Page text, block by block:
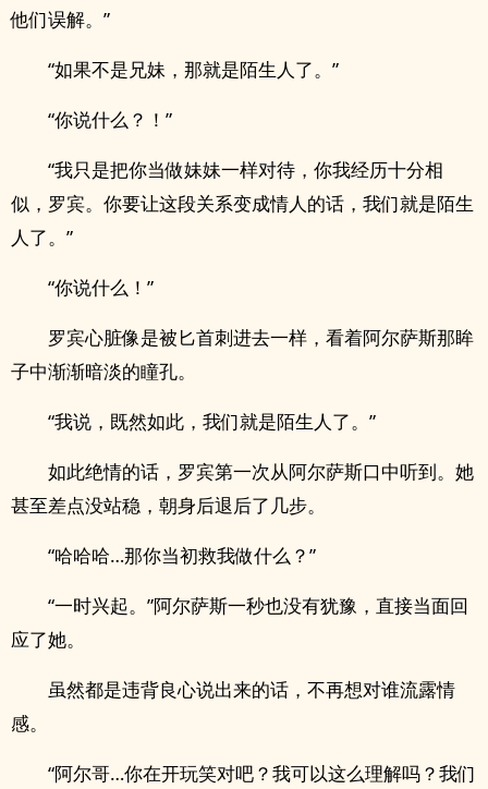
他们误解。”
“如果不是‍兄​­妹‎​，那就是陌生人了。”
“你说什么？！”
“我只是把你当做妹妹一样对待，你我经历十分相
似，罗宾。你要让这段关系变成情人的话，我们就是陌生
人了。”
“你说什么！”
罗宾心脏像是被匕首刺进去一样，看着阿尔萨斯那眸
子中渐渐暗淡的瞳孔。
“我说，既然如此，我们就是陌生人了。”
如此绝情的话，罗宾第一次从阿尔萨斯口中听到。她
甚至差点没站稳，朝身后退后了几步。
“哈哈哈…那你当初救我做什么？”
“一时兴起。”阿尔萨斯一秒也没有犹豫，直接当面回
应了她。
虽然都是违背良心说出来的话，不再想对谁流露情
感。
“阿尔哥…你在开玩笑对吧？我可以这么理解吗？我们